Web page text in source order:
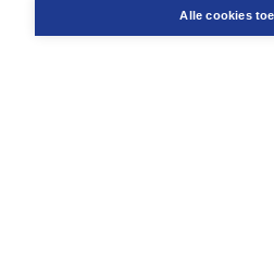
Alle cookies